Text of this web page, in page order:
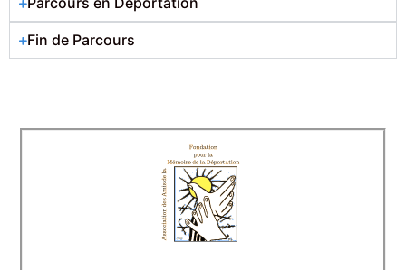
Fin de Parcours